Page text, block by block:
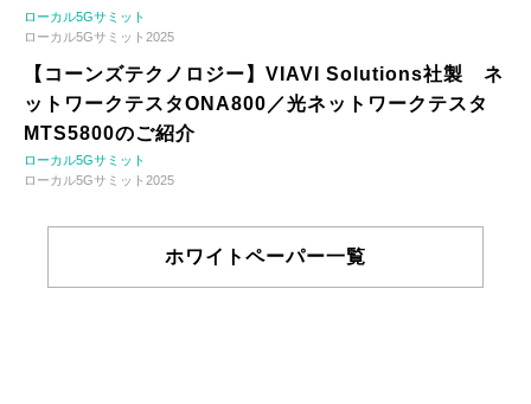
ローカル5Gサミット
ローカル5Gサミット2025
【コーンズテクノロジー】VIAVI Solutions社製 ネ
ットワークテスタONA800／光ネットワークテスタ
MTS5800のご紹介
ローカル5Gサミット
ローカル5Gサミット2025
ホワイトペーパー一覧